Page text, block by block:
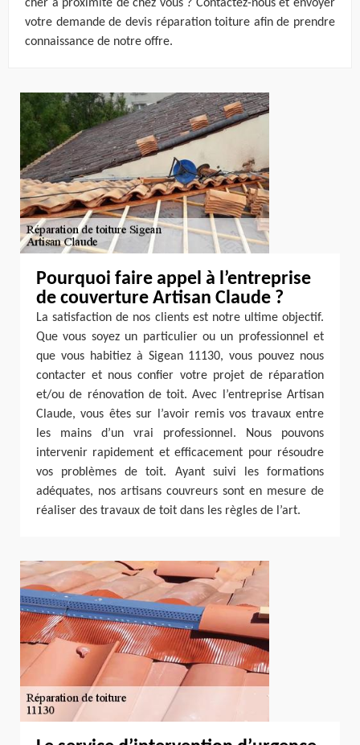
cher à proximité de chez vous ? Contactez-nous et envoyer
votre demande de devis réparation toiture afin de prendre
connaissance de notre offre.
Pourquoi faire appel à l’entreprise
de couverture Artisan Claude ?
La satisfaction de nos clients est notre ultime objectif.
Que vous soyez un particulier ou un professionnel et
que vous habitiez à Sigean 11130, vous pouvez nous
contacter et nous confier votre projet de réparation
et/ou de rénovation de toit. Avec l’entreprise Artisan
Claude, vous êtes sur l’avoir remis vos travaux entre
les mains d’un vrai professionnel. Nous pouvons
intervenir rapidement et efficacement pour résoudre
vos problèmes de toit. Ayant suivi les formations
adéquates, nos artisans couvreurs sont en mesure de
réaliser des travaux de toit dans les règles de l’art.